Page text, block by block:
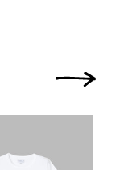
次の画像